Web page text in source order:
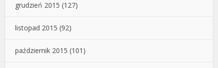
grudzień 2015 (127)
listopad 2015 (92)
październik 2015 (101)